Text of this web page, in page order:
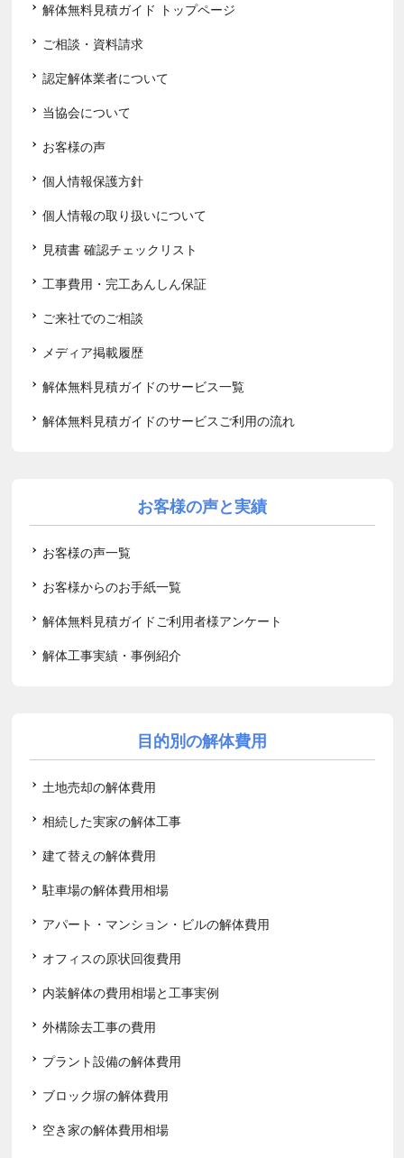
解体無料見積ガイド トップページ
ご相談・資料請求
認定解体業者について
当協会について
お客様の声
個人情報保護方針
個人情報の取り扱いについて
見積書 確認チェックリスト
工事費用・完工あんしん保証
ご来社でのご相談
メディア掲載履歴
解体無料見積ガイドのサービス一覧
解体無料見積ガイドのサービスご利用の流れ
お客様の声と実績
お客様の声一覧
お客様からのお手紙一覧
解体無料見積ガイドご利用者様アンケート
解体工事実績・事例紹介
目的別の解体費用
土地売却の解体費用
相続した実家の解体工事
建て替えの解体費用
駐車場の解体費用相場
アパート・マンション・ビルの解体費用
オフィスの原状回復費用
内装解体の費用相場と工事実例
外構除去工事の費用
プラント設備の解体費用
ブロック塀の解体費用
空き家の解体費用相場